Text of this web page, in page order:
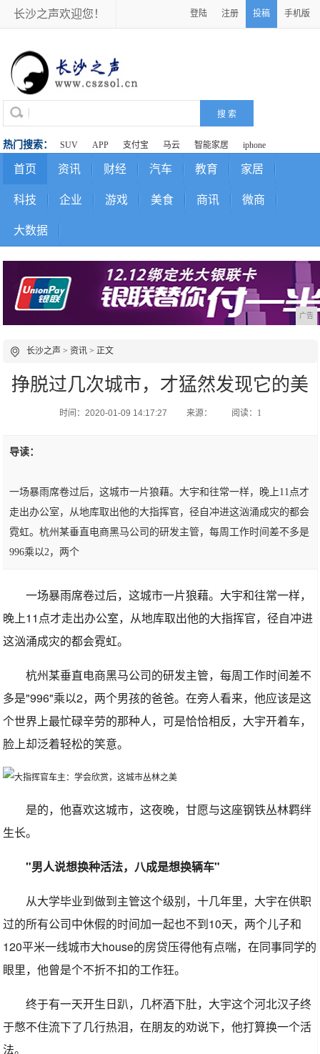
长沙之声欢迎您！ 登陆 注册 投稿 手机版
热门搜索： SUV APP 支付宝 马云 智能家居 iphone
首页 资讯 财经 汽车 教育 家居
科技 企业 游戏 美食 商讯 微商
大数据
广告
长沙之声 >资讯 > 正文
挣脱过几次城市，才猛然发现它的美
时间：2020-01-09 14:17:27 来源： 阅读：1
导读：
一场暴雨席卷过后，这城市一片狼藉。大宇和往常一样，晚上11点才
走出办公室，从地库取出他的大指挥官，径自冲进这汹涌成灾的都会
霓虹。杭州某垂直电商黑马公司的研发主管，每周工作时间差不多是
996乘以2，两个
一场暴雨席卷过后，这城市一片狼藉。大宇和往常一样，
晚上11点才走出办公室，从地库取出他的大指挥官，径自冲进
这汹涌成灾的都会霓虹。
杭州某垂直电商黑马公司的研发主管，每周工作时间差不
多是"996"乘以2，两个男孩的爸爸。在旁人看来，他应该是这
个世界上最忙碌辛劳的那种人，可是恰恰相反，大宇开着车，
脸上却泛着轻松的笑意。
是的，他喜欢这城市，这夜晚，甘愿与这座钢铁丛林羁绊
生长。
"男人说想换种活法，八成是想换辆车"
从大学毕业到做到主管这个级别，十几年里，大宇在供职
过的所有公司中休假的时间加一起也不到10天，两个儿子和
120平米一线城市大house的房贷压得他有点喘，在同事同学的
眼里，他曾是个不折不扣的工作狂。
终于有一天开生日趴，几杯酒下肚，大宇这个河北汉子终
于憋不住流下了几行热泪，在朋友的劝说下，他打算换一个活
法。